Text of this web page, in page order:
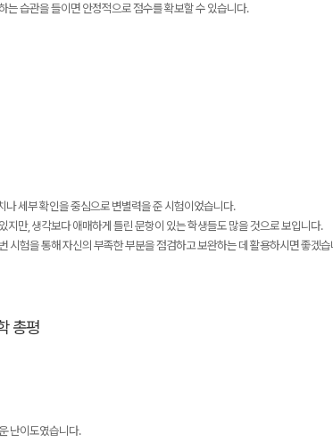
는 습관을 들이면 안정적으로 점수를 확보할 수 있습니다.
세부 확인을 중심으로 변별력을 준 시험이었습니다.
지만, 생각보다 애매하게 틀린 문항이 있는 학생들도 많을 것으로 보입니다.
시험을 통해 자신의 부족한 부분을 점검하고 보완하는 데 활용하시면 좋겠습
총평
난이도였습니다.